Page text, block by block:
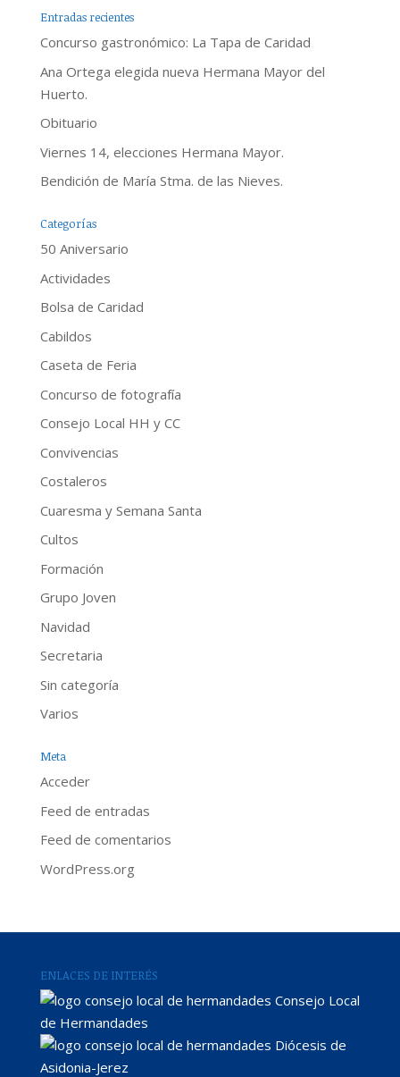
Entradas recientes
Concurso gastronómico: La Tapa de Caridad
Ana Ortega elegida nueva Hermana Mayor del
Huerto.
Obituario
Viernes 14, elecciones Hermana Mayor.
Bendición de María Stma. de las Nieves.
Categorías
50 Aniversario
Actividades
Bolsa de Caridad
Cabildos
Caseta de Feria
Concurso de fotografía
Consejo Local HH y CC
Convivencias
Costaleros
Cuaresma y Semana Santa
Cultos
Formación
Grupo Joven
Navidad
Secretaria
Sin categoría
Varios
Meta
Acceder
Feed de entradas
Feed de comentarios
WordPress.org
ENLACES DE INTERÉS
Consejo Local
de Hermandades
Diócesis de
Asidonia-Jerez